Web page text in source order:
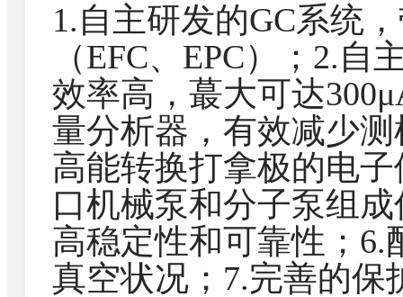
1.自主研发的GC系统
（EFC、EPC）；2.
效率高，蕞大可达
量分析器，有效减少
高能转换打拿极的电
口机械泵和分子泵组
高稳定性和可靠性；6.
真空状况；7.完善的保